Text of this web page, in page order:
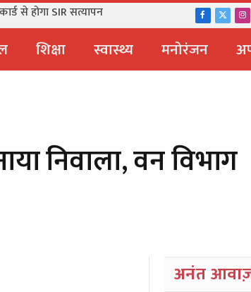
से होगा SIR सत्यापन Facebook
X
शिक्षा स्वास्थ्य मनोरंजन
निवाला, वन विभाग
अनंत